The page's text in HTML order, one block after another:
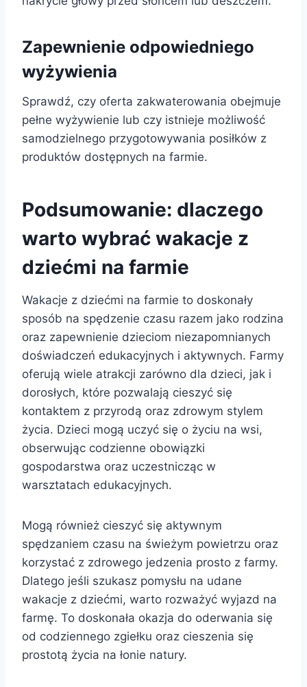
Zapewnienie odpowiedniego
wyżywienia
Sprawdź, czy oferta zakwaterowania obejmuje
pełne wyżywienie lub czy istnieje możliwość
samodzielnego przygotowywania posiłków z
produktów dostępnych na farmie.
Podsumowanie: dlaczego
warto wybrać wakacje z
dziećmi na farmie
Wakacje z dziećmi na farmie to doskonały
sposób na spędzenie czasu razem jako rodzina
oraz zapewnienie dzieciom niezapomnianych
doświadczeń edukacyjnych i aktywnych. Farmy
oferują wiele atrakcji zarówno dla dzieci, jak i
dorosłych, które pozwalają cieszyć się
kontaktem z przyrodą oraz zdrowym stylem
życia. Dzieci mogą uczyć się o życiu na wsi,
obserwując codzienne obowiązki
gospodarstwa oraz uczestnicząc w
warsztatach edukacyjnych.
Mogą również cieszyć się aktywnym
spędzaniem czasu na świeżym powietrzu oraz
korzystać z zdrowego jedzenia prosto z farmy.
Dlatego jeśli szukasz pomysłu na udane
wakacje z dziećmi, warto rozważyć wyjazd na
farmę. To doskonała okazja do oderwania się
od codziennego zgiełku oraz cieszenia się
prostotą życia na łonie natury.